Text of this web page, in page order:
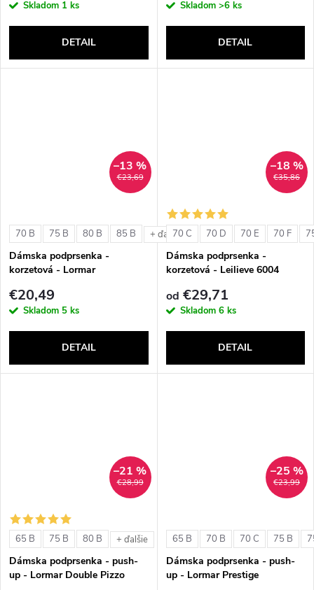
Skladom 1 ks
DETAIL
Skladom >6 ks
DETAIL
€23,69
–13 %
70 B 75 B 80 B 85 B + ďalšie
Dámska podprsenka -
korzetová - Lormar
€20,49
Skladom 5 ks
DETAIL
€35,86
–18 %
70 C 70 D 70 E 70 F
Dámska podprsenka -
korzetová - Leilieve 6004
od €29,71
Skladom 6 ks
DETAIL
€28,99
–21 %
65 B 75 B 80 B + ďalšie
Dámska podprsenka - push-
up - Lormar Double Pizzo
€23,99
–25 %
65 B 70 B 70 C 75 B
Dámska podprsenka - push-
up - Lormar Prestige